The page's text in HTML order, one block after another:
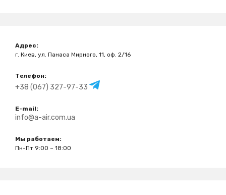
Адрес:
г. Киев, ул. Панаса Мирного, 11, оф. 2/16
Телефон:
+38 (067) 327-97-33
E-mail:
info@a-air.com.ua
Мы работаем:
Пн-Пт 9:00 – 18:00